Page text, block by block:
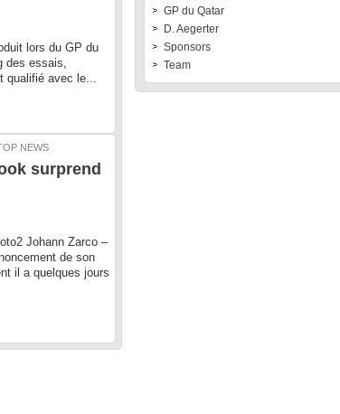
lors du GP du
des essais,
qualifié avec le...
NEWS
surprend
Johann Zarco –
de son
il a quelques jours
GP du Qatar
D. Aegerter
Sponsors
Team